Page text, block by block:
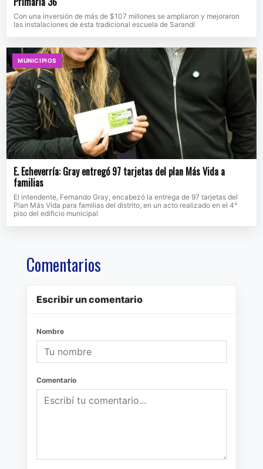
Con una inversión de más de $107 millones se ampliaron y mejoraron
las instalaciones de esta tradicional escuela de Sarandí
MUNICIPIOS
E. Echeverría: Gray entregó 97 tarjetas del plan Más Vida a
familias
El intendente, Fernando Gray, encabezó la entrega de 97 tarjetas del
Plan Más Vida para familias del distrito, en un acto realizado en el 4°
piso del edificio municipal
Comentarios
Escribir un comentario
Nombre
Comentario